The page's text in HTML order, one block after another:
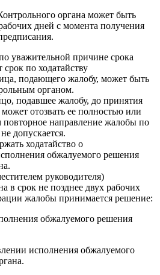
органа может быть
дней с момента получения
уважительной причине срока
по ходатайству
подающего жалобу, может быть
органом.
подавшее жалобу, до принятия
отозвать ее полностью или
направление жалобы по
допускается.
ходатайство о
обжалуемого решения
руководителя)
в срок не позднее двух рабочих
жалобы принимается решение:
обжалуемого решения
исполнения обжалуемого